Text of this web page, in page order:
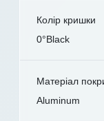
Колір кришки
0°Black
Матеріал
Aluminum